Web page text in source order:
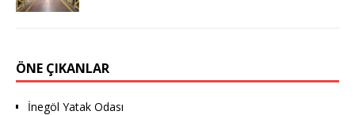
ÖNE ÇIKANLAR
İnegöl Yatak Odası